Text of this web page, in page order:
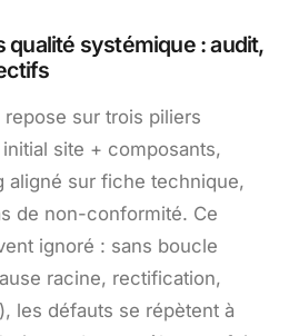
qualité systémique : audit,
sur trois piliers
site + composants,
aligné sur fiche technique,
de non-conformité. Ce
ignoré : sans boucle
racine, rectification,
les défauts se répètent à